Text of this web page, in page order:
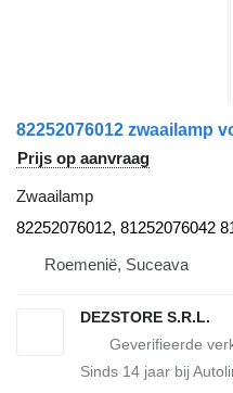
82252076012 zwaailamp
Prijs op aanvraag
Zwaailamp
82252076012, 81252076042
Roemenië, Suceava
DEZSTORE S.R.L.
Sinds 14 jaar bij